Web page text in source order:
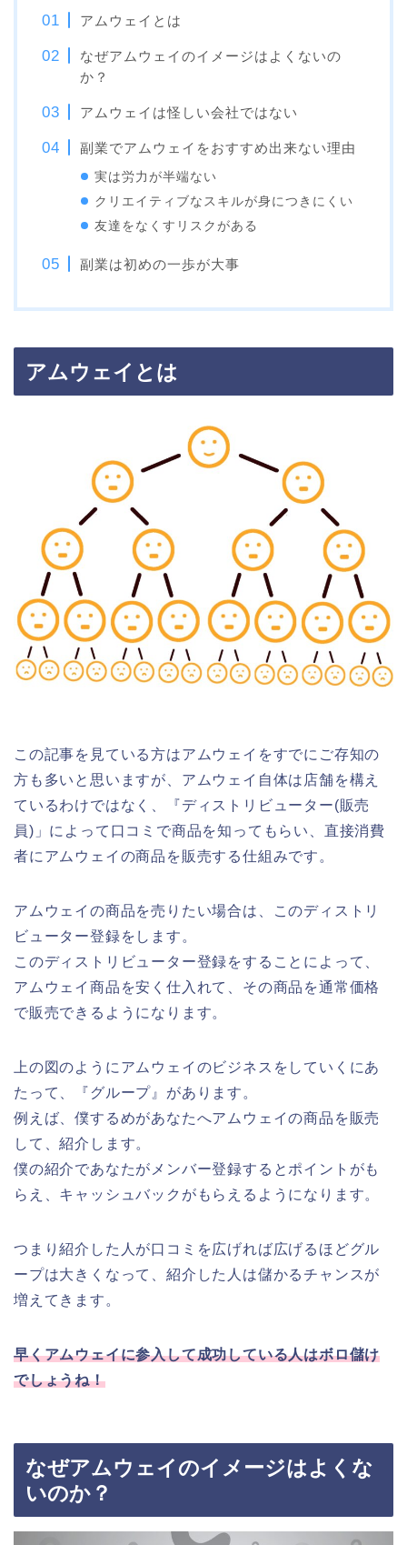
アムウェイとは
なぜアムウェイのイメージはよくないの
か？
アムウェイは怪しい会社ではない
副業でアムウェイをおすすめ出来ない理由
実は労力が半端ない
クリエイティブなスキルが身につきにくい
友達をなくすリスクがある
副業は初めの一歩が大事
アムウェイとは
この記事を見ている方はアムウェイをすでにご存知の
方も多いと思いますが、アムウェイ自体は店舗を構え
ているわけではなく、『ディストリビューター(販売
員)」によって口コミで商品を知ってもらい、直接消費
者にアムウェイの商品を販売する仕組みです。
アムウェイの商品を売りたい場合は、このディストリ
ビューター登録をします。
このディストリビューター登録をすることによって、
アムウェイ商品を安く仕入れて、その商品を通常価格
で販売できるようになります。
上の図のようにアムウェイのビジネスをしていくにあ
たって、『グループ』があります。
例えば、僕するめがあなたへアムウェイの商品を販売
して、紹介します。
僕の紹介であなたがメンバー登録するとポイントがも
らえ、キャッシュバックがもらえるようになります。
つまり紹介した人が口コミを広げれば広げるほどグル
ープは大きくなって、紹介した人は儲かるチャンスが
増えてきます。
早くアムウェイに参入して成功している人はボロ儲け
でしょうね！
なぜアムウェイのイメージはよくな
いのか？